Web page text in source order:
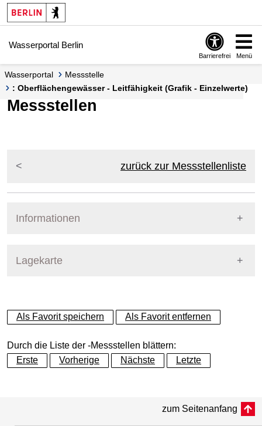
Springe zur Navigation
Springe zum Inhalt
Wasserportal Berlin
Barrierefrei Menü
Wasserportal
Messstelle
: Oberflächengewässer - Leitfähigkeit (Grafik - Einzelwerte)
Messstellen
zurück zur Messstellenliste
Informationen
Lagekarte
+
−
Als Favorit speichern Als Favorit entfernen
Durch die Liste der -Messstellen blättern:
Erste
Vorherige Nächste Letzte
zum Seitenanfang